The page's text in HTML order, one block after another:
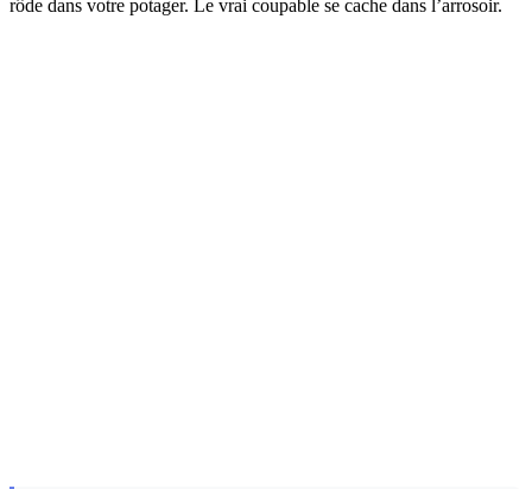
rôde dans votre potager. Le vrai coupable se cache dans l’arrosoir.